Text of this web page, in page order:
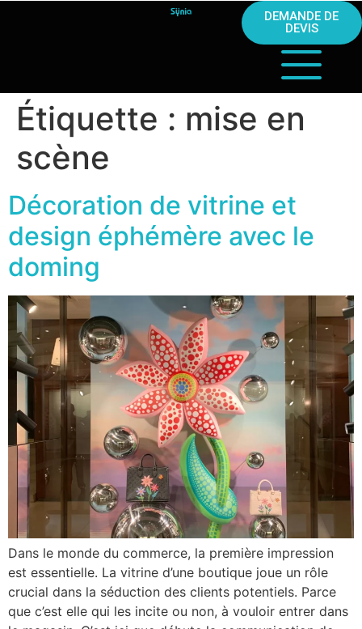
DEMANDE DE
DEVIS
Étiquette : mise en
scène
Décoration de vitrine et
design éphémère avec le
doming
Dans le monde du commerce, la première impression
est essentielle. La vitrine d’une boutique joue un rôle
crucial dans la séduction des clients potentiels. Parce
que c’est elle qui les incite ou non, à vouloir entrer dans